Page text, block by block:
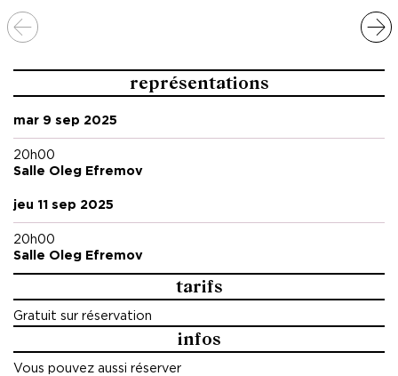
représentations
mar 9 sep 2025
20h00
Salle Oleg Efremov
jeu 11 sep 2025
20h00
Salle Oleg Efremov
tarifs
Gratuit sur réservation
infos
Vous pouvez aussi réserver